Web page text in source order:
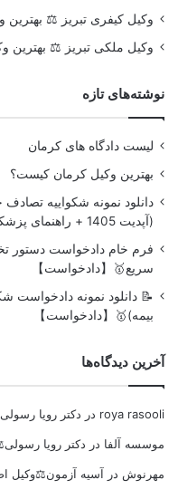
وکیل کیفری تبریز ⚖️ بهترین
وکیل ملکی تبریز ⚖️ بهترین وکلای
نوشته‌های تازه
لیست دادگاه های کرمان
بهترین وکیل کرمان کیست؟
دانلود نمونه شکواییه
(آپدیت 1405 + راهنمای پزشکی قانونی)
فرم خام دادخواست دستور
سریع🥇【دادخواست】
📝 دانلود نمونه دادخواست
بیمه)🥇【دادخواست】
آخرین دیدگاه‌ها
roya rasooli در دکتر رویا
موسسه آلفا در دکتر رویا
مهرنوش در آسیه آزمون⚖️وکیل